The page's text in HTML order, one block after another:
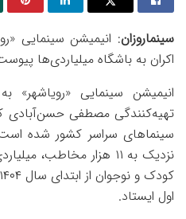
سینماروزان: انیمیشن سینمایی
اکران به باشگاه میلیاردی‌ها
انیمیشن سینمایی «رویاشهر»
سینماهای سراسر کشور شده
نزدیک به ۱۱ هزار
اول ایستاد.